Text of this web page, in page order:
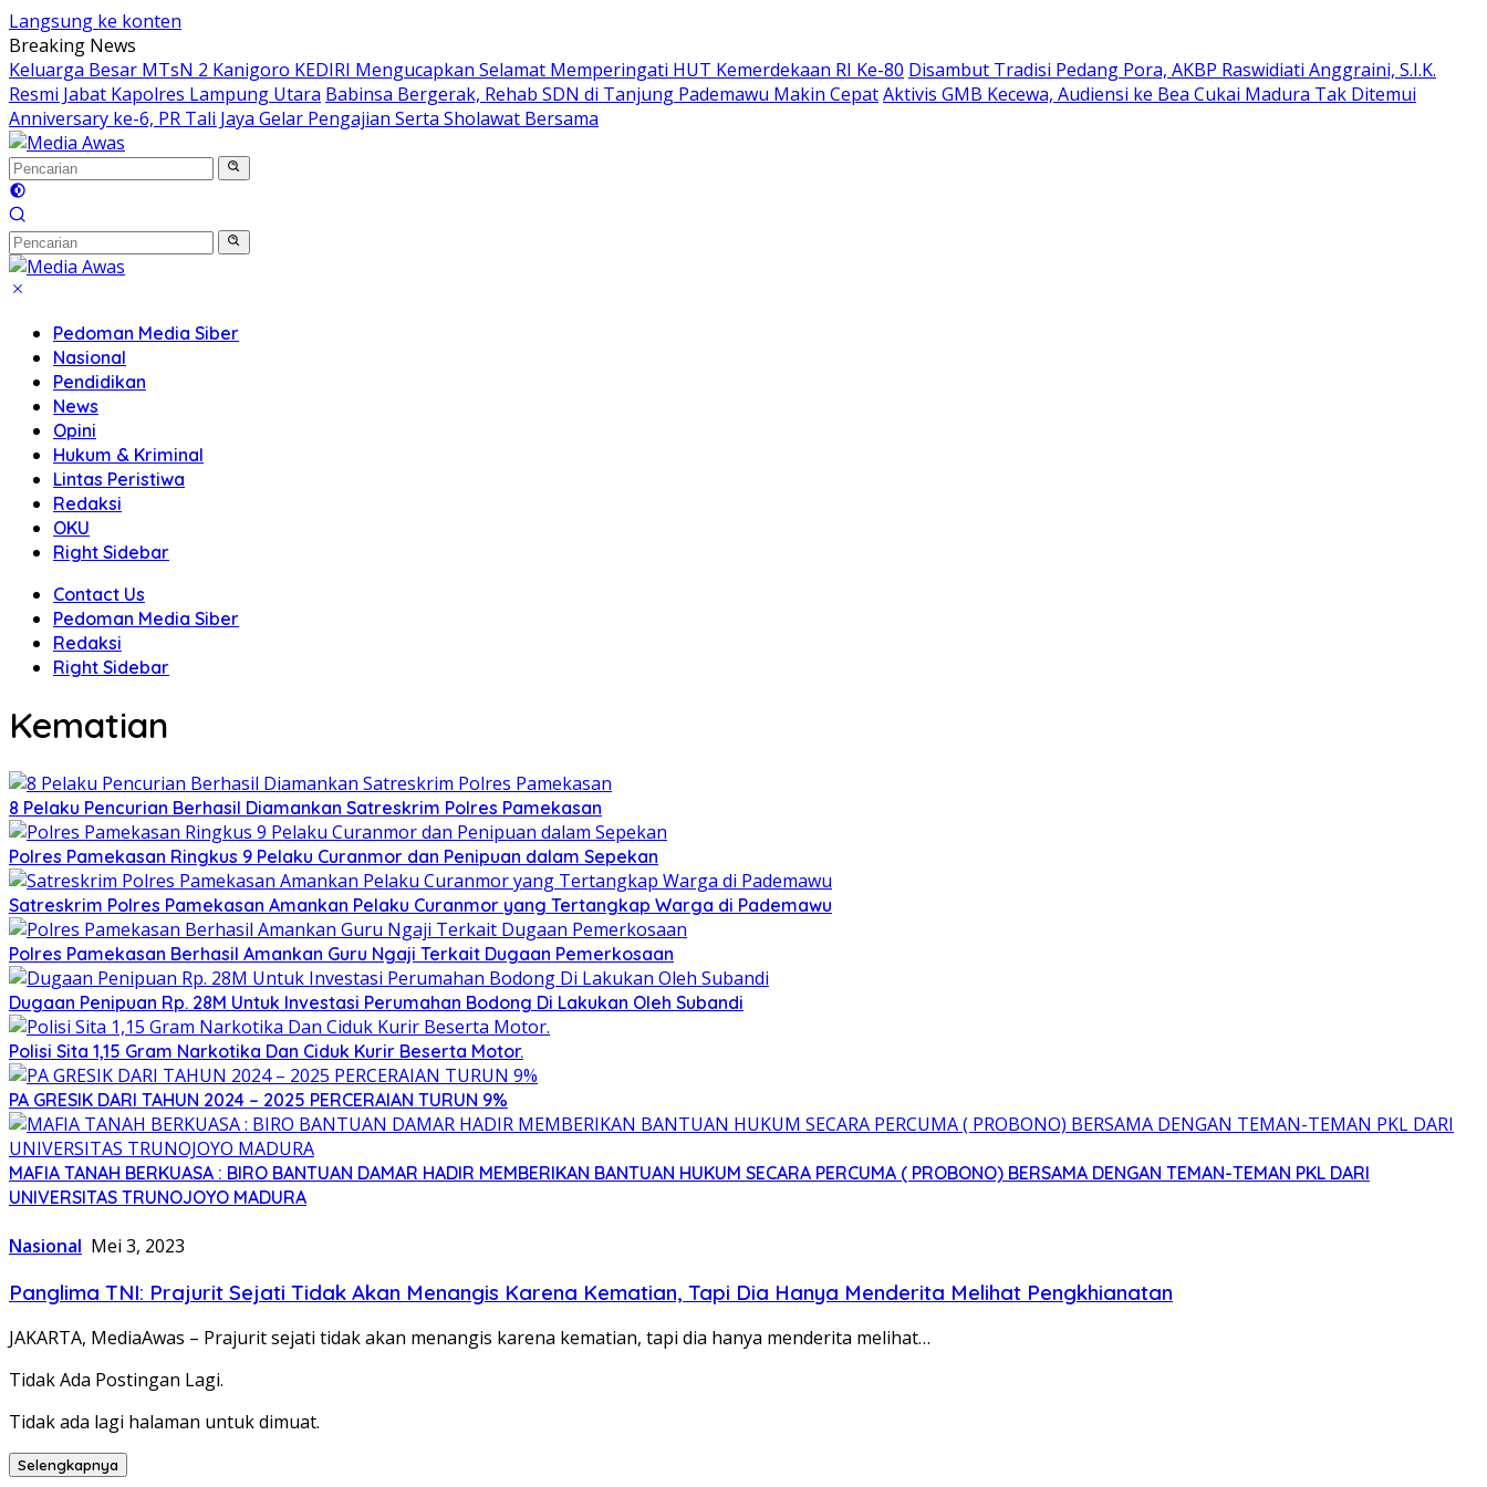
Langsung ke konten
Breaking News
Keluarga Besar MTsN 2 Kanigoro KEDIRI Mengucapkan Selamat Memperingati HUT Kemerdekaan RI Ke-80 Disambut Tradisi Pedang Pora, AKBP Raswidiati Anggraini, S.I.K.
Resmi Jabat Kapolres Lampung Utara Babinsa Bergerak, Rehab SDN di Tanjung Pademawu Makin CepatAktivis GMB Kecewa, Audiensi ke Bea Cukai Madura Tak Ditemui
Anniversary ke-6, PR Tali Jaya Gelar Pengajian Serta Sholawat Bersama
Pedoman Media Siber
Nasional
Pendidikan
News
Opini
Hukum & Kriminal
Lintas Peristiwa
Redaksi
OKU
Right Sidebar
Contact Us
Pedoman Media Siber
Redaksi
Right Sidebar
Kematian
8 Pelaku Pencurian Berhasil Diamankan Satreskrim Polres Pamekasan
Polres Pamekasan Ringkus 9 Pelaku Curanmor dan Penipuan dalam Sepekan
Satreskrim Polres Pamekasan Amankan Pelaku Curanmor yang Tertangkap Warga di Pademawu
Polres Pamekasan Berhasil Amankan Guru Ngaji Terkait Dugaan Pemerkosaan
Dugaan Penipuan Rp. 28M Untuk Investasi Perumahan Bodong Di Lakukan Oleh Subandi
Polisi Sita 1,15 Gram Narkotika Dan Ciduk Kurir Beserta Motor.
PA GRESIK DARI TAHUN 2024 – 2025 PERCERAIAN TURUN 9%
MAFIA TANAH BERKUASA : BIRO BANTUAN DAMAR HADIR MEMBERIKAN BANTUAN HUKUM SECARA PERCUMA ( PROBONO) BERSAMA DENGAN TEMAN-TEMAN PKL DARI
UNIVERSITAS TRUNOJOYO MADURA
Nasional Mei 3, 2023
Panglima TNI: Prajurit Sejati Tidak Akan Menangis Karena Kematian, Tapi Dia Hanya Menderita Melihat Pengkhianatan
JAKARTA, MediaAwas – Prajurit sejati tidak akan menangis karena kematian, tapi dia hanya menderita melihat…
Tidak Ada Postingan Lagi.
Tidak ada lagi halaman untuk dimuat.
Selengkapnya